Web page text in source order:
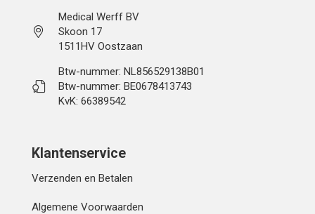
Medical Werff BV
Skoon 17
1511HV Oostzaan
Btw-nummer: NL856529138B01
Btw-nummer: BE0678413743
KvK: 66389542
Klantenservice
Verzenden en Betalen
Algemene Voorwaarden